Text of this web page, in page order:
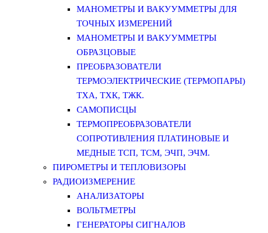
МАНОМЕТРЫ И ВАКУУММЕТРЫ ДЛЯ
ТОЧНЫХ ИЗМЕРЕНИЙ
МАНОМЕТРЫ И ВАКУУММЕТРЫ
ОБРАЗЦОВЫЕ
ПРЕОБРАЗОВАТЕЛИ
ТЕРМОЭЛЕКТРИЧЕСКИЕ (ТЕРМОПАРЫ)
ТХА, ТХК, ТЖК.
САМОПИСЦЫ
ТЕРМОПРЕОБРАЗОВАТЕЛИ
СОПРОТИВЛЕНИЯ ПЛАТИНОВЫЕ И
МЕДНЫЕ ТСП, ТСМ, ЭЧП, ЭЧМ.
ПИРОМЕТРЫ И ТЕПЛОВИЗОРЫ
РАДИОИЗМЕРЕНИЕ
АНАЛИЗАТОРЫ
ВОЛЬТМЕТРЫ
ГЕНЕРАТОРЫ СИГНАЛОВ